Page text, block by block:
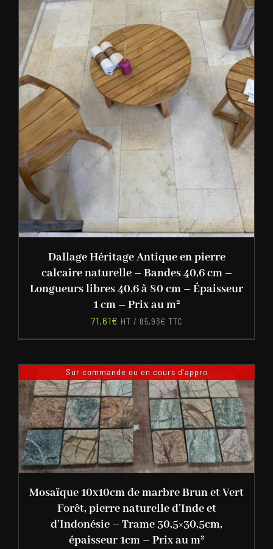
Dallage Héritage Antique en pierre
calcaire naturelle – Bandes 40,6 cm –
Longueurs libres 40,6 à 80 cm – Épaisseur
1 cm – Prix au m²
71,61€ HT / 85,93€ TTC
Sur commande ou en cours d'appro
Mosaïque 10x10cm de marbre Brun et Vert
Forêt, pierre naturelle d’Inde et
d’Indonésie – Trame 30,5×30,5cm,
épaisseur 1cm – Prix au m²